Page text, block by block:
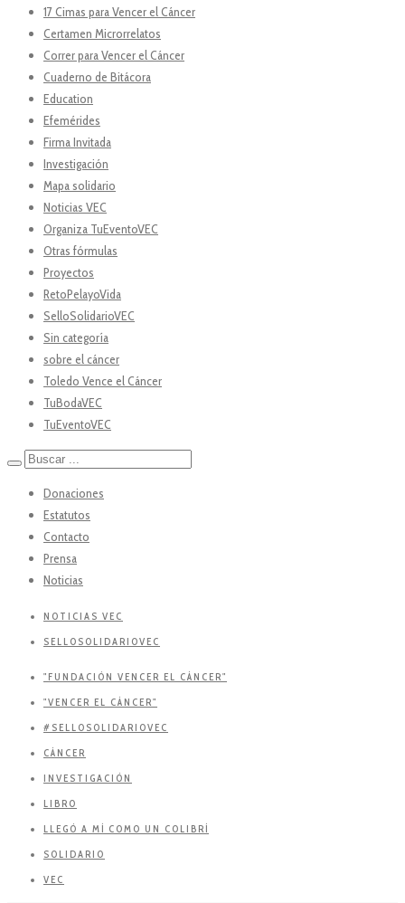
17 Cimas para Vencer el Cáncer
Certamen Microrrelatos
Correr para Vencer el Cáncer
Cuaderno de Bitácora
Education
Efemérides
Firma Invitada
Investigación
Mapa solidario
Noticias VEC
Organiza TuEventoVEC
Otras fórmulas
Proyectos
RetoPelayoVida
SelloSolidarioVEC
Sin categoría
sobre el cáncer
Toledo Vence el Cáncer
TuBodaVEC
TuEventoVEC
Donaciones
Estatutos
Contacto
Prensa
Noticias
NOTICIAS VEC
SELLOSOLIDARIOVEC
"FUNDACIÓN VENCER EL CÁNCER"
"VENCER EL CÁNCER"
#SELLOSOLIDARIOVEC
CÁNCER
INVESTIGACIÓN
LIBRO
LLEGÓ A MÍ COMO UN COLIBRÍ
SOLIDARIO
VEC